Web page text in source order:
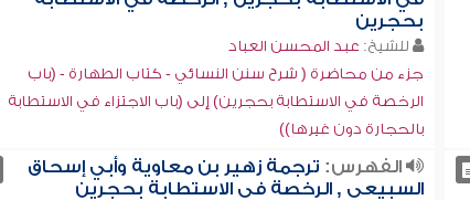
بحجرين
للشيخ: عبد المحسن العباد
جزء من محاضرة ( شرح سنن النسائي - كتاب الطهارة - (باب
الرخصة في الاستطابة بحجرين) إلى (باب الاجتزاء في الاستطابة
بالحجارة دون غيرها))
الفهرس: ترجمة زهير بن معاوية وأبي إسحاق
السبيعي , الرخصة في الاستطابة بحجرين